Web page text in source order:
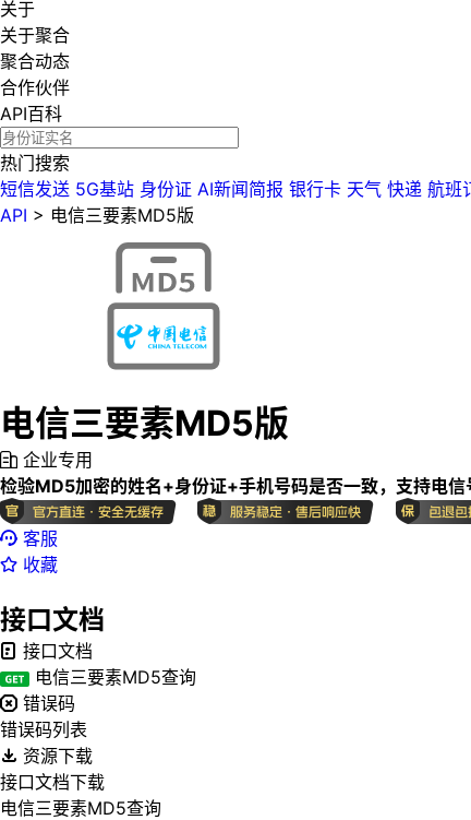
关于
关于聚合
聚合动态
合作伙伴
API百科
热门搜索
短信发送 5G基站 身份证 AI新闻简报 银行卡 天气 快递 航班
API > 电信三要素MD5版
电信三要素MD5版
企业专用
检验MD5加密的姓名+身份证+手机号码是否一致，支持电信
客服
收藏
接口文档
接口文档
电信三要素MD5查询
错误码
错误码列表
资源下载
接口文档下载
电信三要素MD5查询